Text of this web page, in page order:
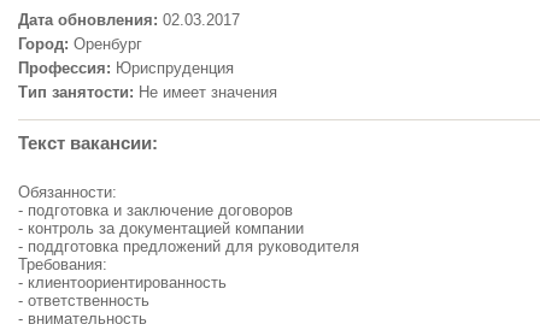
Дата обновления: 02.03.2017
Город: Оренбург
Профессия: Юриспруденция
Тип занятости: Не имеет значения
Текст вакансии:
Обязанности:
- подготовка и заключение договоров
- контроль за документацией компании
- поддготовка предложений для руководителя
Требования:
- клиентоориентированность
- ответственность
- внимательность